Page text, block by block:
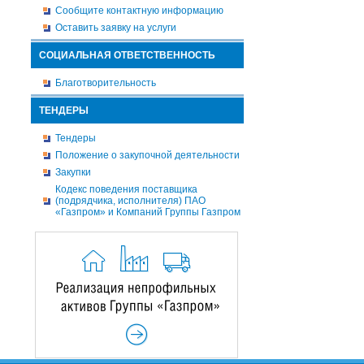
Сообщите контактную информацию
Оставить заявку на услуги
СОЦИАЛЬНАЯ ОТВЕТСТВЕННОСТЬ
Благотворительность
ТЕНДЕРЫ
Тендеры
Положение о закупочной деятельности
Закупки
Кодекс поведения поставщика
(подрядчика, исполнителя) ПАО
«Газпром» и Компаний Группы Газпром